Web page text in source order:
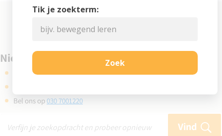
Niet gevonden wat je zocht?
Kijk eens bij de veelgestelde vragen
Bel ons op030 7001220
Vind